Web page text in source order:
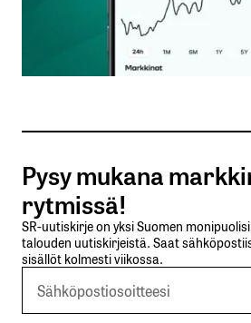
Nimesi tai nimimerkkisi
Sähköpostiosoitteesi
Tilaa SalkunRakentajan
Lähetä kommentti
Pysy mukana
rytmissä!
SR-uutiskirje on yksi Suomen
talouden uutiskirjeistä. Saat
sisällöt kolmesti viikossa.